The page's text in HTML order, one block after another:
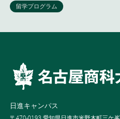
日進キャンパス